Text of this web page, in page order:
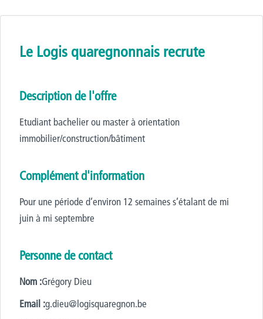
Le Logis quaregnonnais recrute
Description de l'offre
Etudiant bachelier ou master à orientation
immobilier/construction/bâtiment
Complément d'information
Pour une période d’environ 12 semaines s’étalant de mi
juin à mi septembre
Personne de contact
Nom :Grégory Dieu
Email :g.dieu@logisquaregnon.be